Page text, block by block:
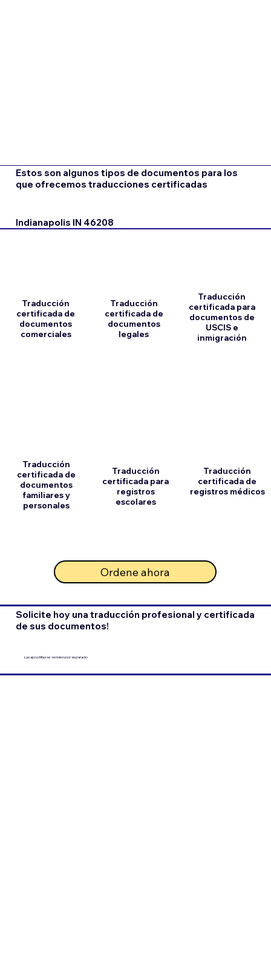
Estos son algunos tipos de documentos para los
que ofrecemos traducciones certificadas
Indianapolis IN 46208
Traducción
certificada de
documentos
comerciales
Traducción
certificada de
documentos
familiares y
personales
Traducción
certificada de
documentos
legales
Traducción
certificada para
registros
escolares
Ordene ahora
Traducción
certificada para
documentos de
USCIS e
inmigración
Traducción
certificada de
registros médicos
Solicite hoy una traducción profesional y certificada
de sus documentos!
Las apostillas se venden por separado